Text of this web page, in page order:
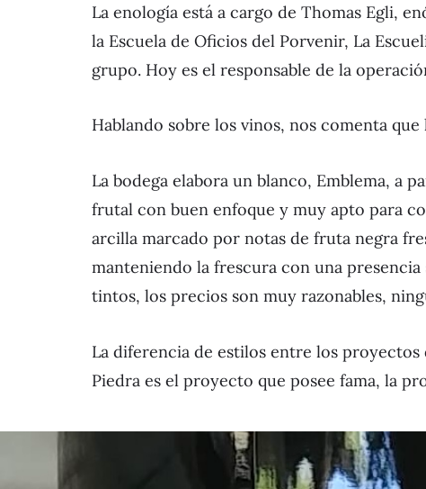
La enología está a cargo de Thomas Egli,
la Escuela de Oficios del Porvenir, La
grupo. Hoy es el responsable de la
Hablando sobre los vinos, nos comenta
La bodega elabora un blanco, Emblema, a
frutal con buen enfoque y muy apto para
arcilla marcado por notas de fruta negra
manteniendo la frescura con una
tintos, los precios son muy razonables,
La diferencia de estilos entre los
Piedra es el proyecto que posee fama, la